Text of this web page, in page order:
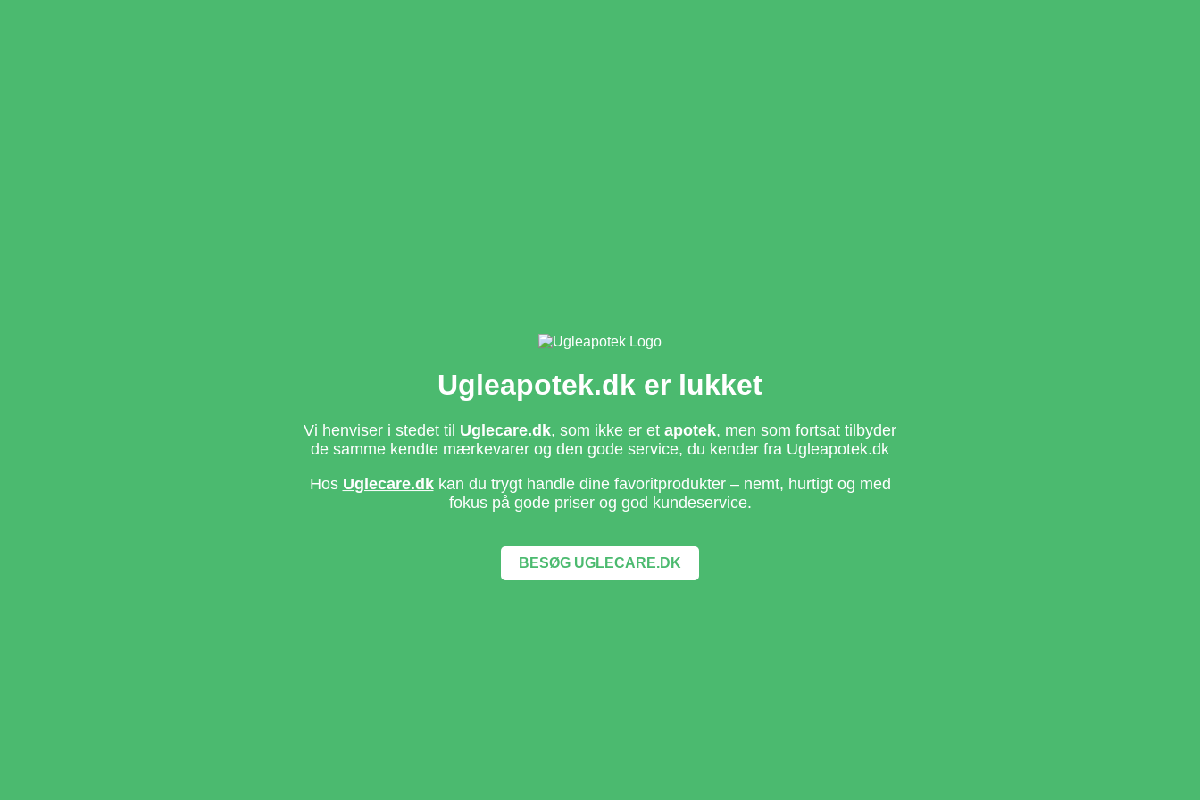
Ugleapotek.dk er lukket
Vi henviser i stedet til Uglecare.dk, som ikke er et apotek, men som fortsat tilbyder
de samme kendte mærkevarer og den gode service, du kender fra Ugleapotek.dk
Hos Uglecare.dkkan du trygt handle dine favoritprodukter – nemt, hurtigt og med
fokus på gode priser og god kundeservice.
BESØG UGLECARE.DK